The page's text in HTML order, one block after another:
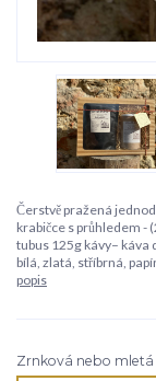
Čerstvě pražená
krabičce s průhledem -
tubus 125g kávy– káva
bílá, zlatá, stříbrná,
popis
Zrnková nebo mletá